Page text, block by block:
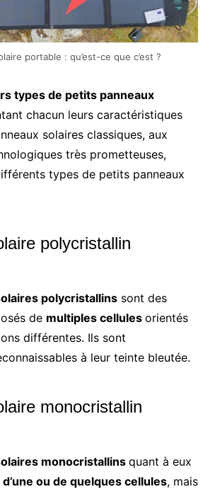
portable : qu’est-ce que c’est ?
types de petits panneaux
chacun leurs caractéristiques
solaires classiques, aux
très prometteuses,
types de petits panneaux
polycristallin
polycristallinssont des
de multiples cellules orientés
différentes. Ils sont
à leur teinte bleutée.
monocristallin
monocristallins quant à eux
ou de quelques cellules, mais